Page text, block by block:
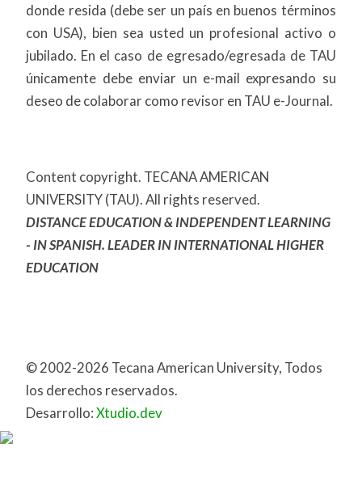
donde resida (debe ser un país en buenos términos
con USA), bien sea usted un profesional activo o
jubilado. En el caso de egresado/egresada de TAU
únicamente debe enviar un e-mail expresando su
deseo de colaborar como revisor en TAU e-Journal.
Content copyright. TECANA AMERICAN
UNIVERSITY (TAU). All rights reserved.
DISTANCE EDUCATION & INDEPENDENT LEARNING
- IN SPANISH. LEADER IN INTERNATIONAL HIGHER
EDUCATION
© 2002-2026 Tecana American University, Todos
los derechos reservados.
Desarrollo:Xtudio.dev